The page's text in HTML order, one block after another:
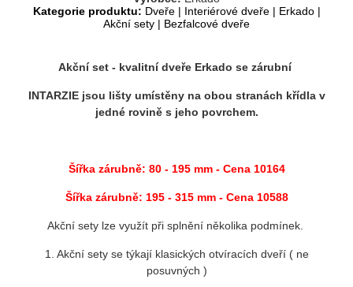
Kategorie produktu: Dveře| Interiérové dveře| Erkado|
Akční sety | Bezfalcové dveře
Akční set - kvalitní dveře Erkado se zárubní
INTARZIE jsou lišty umístěny na obou stranách křídla v
jedné rovině s jeho povrchem.
Šířka zárubně: 80 - 195 mm - Cena 10164
Šířka zárubně: 195 - 315 mm - Cena 10588
Akční sety lze využít při splnění několika podmínek.
1. Akční sety se týkají klasických otvíracích dveří ( ne
posuvných )